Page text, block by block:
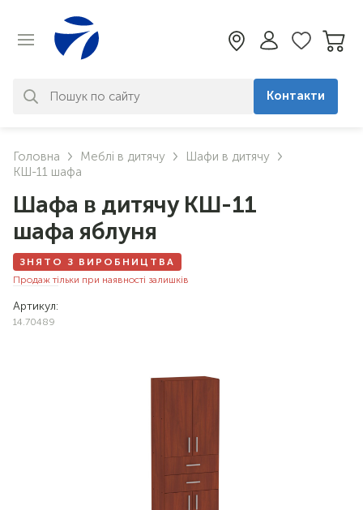
знайдено. Уточніть свій запит
Контакти
Головна Меблі в дитячу
Шафи в дитячу
КШ-11 шафа
Шафа в дитячу КШ-11
шафа яблуня
ЗНЯТО З ВИРОБНИЦТВА
Продаж тільки при наявності залишків
Артикул:
14.70489